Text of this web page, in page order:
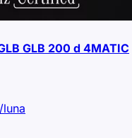
GLB 200 d 4MATIC